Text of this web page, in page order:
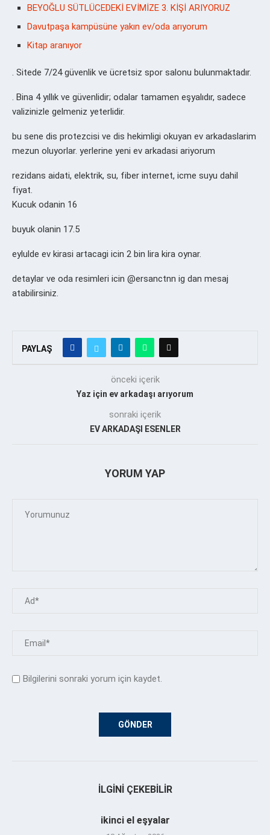
BEYOĞLU SÜTLÜCEDEKİ EVİMİZE 3. KİŞİ ARIYORUZ
Davutpaşa kampüsüne yakın ev/oda arıyorum
Kitap aranıyor
. Sitede 7/24 güvenlik ve ücretsiz spor salonu bulunmaktadır.
. Bina 4 yıllık ve güvenlidir; odalar tamamen eşyalıdır, sadece
valizinizle gelmeniz yeterlidir.
bu sene dis protezcisi ve dis hekimligi okuyan ev arkadaslarim
mezun oluyorlar. yerlerine yeni ev arkadasi ariyorum
rezidans aidati, elektrik, su, fiber internet, icme suyu dahil
fiyat.
Kucuk odanin 16
buyuk olanin 17.5
eylulde ev kirasi artacagi icin 2 bin lira kira oynar.
detaylar ve oda resimleri icin @ersanctnn ig dan mesaj
atabilirsiniz.
PAYLAŞ
önceki içerik
Yaz için ev arkadaşı arıyorum
sonraki içerik
EV ARKADAŞI ESENLER
YORUM YAP
Bilgilerini sonraki yorum için kaydet.
İLGINI ÇEKEBILIR
ikinci el eşyalar